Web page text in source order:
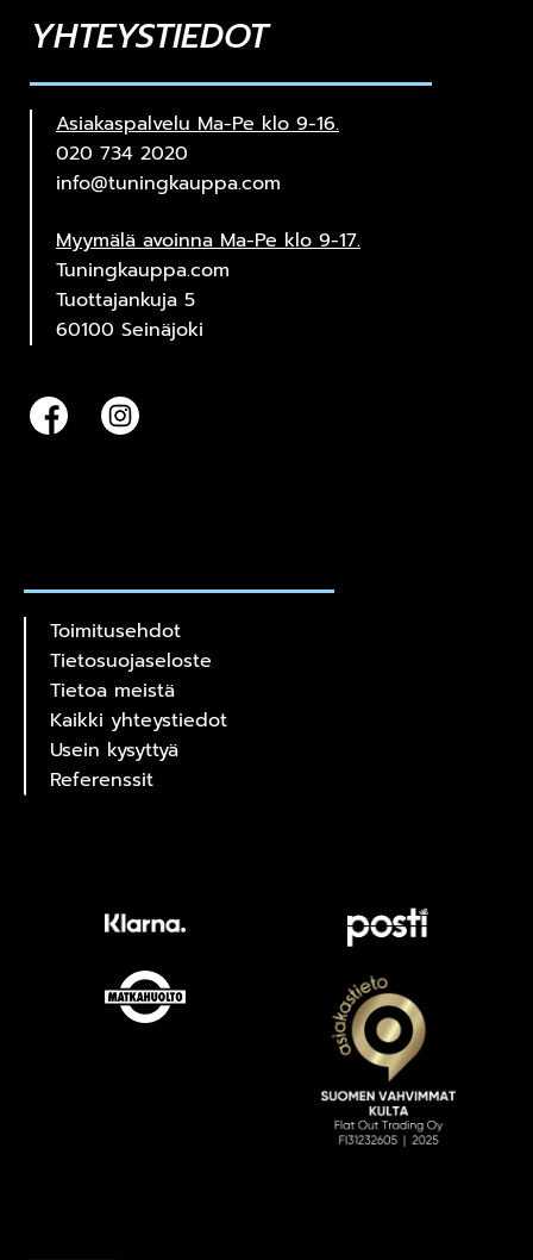
YHTEYSTIEDOT
Asiakaspalvelu Ma-Pe klo 9-16.
020 734 2020
info@tuningkauppa.com
Myymälä avoinna Ma-Pe klo 9-17.
Tuningkauppa.com
Tuottajankuja 5
60100 Seinäjoki
Toimitusehdot
Tietosuojaseloste
Tietoa meistä
Kaikki yhteystiedot
Usein kysyttyä
Referenssit